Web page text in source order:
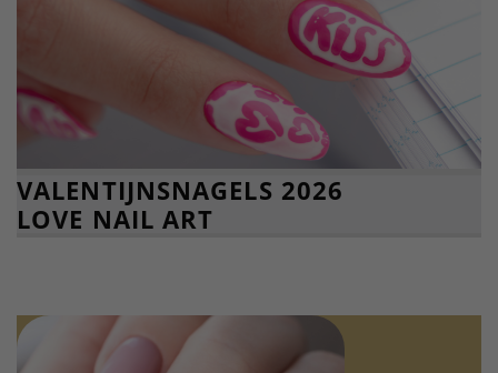
VALENTIJNSNAGELS 2026
LOVE NAIL ART